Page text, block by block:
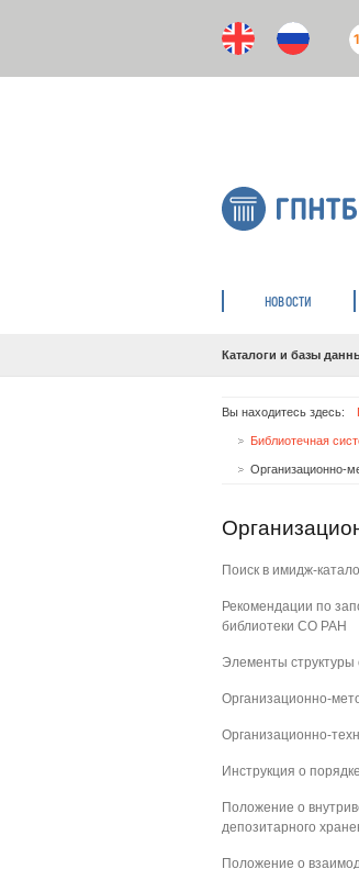
НОВОСТИ
Каталоги и базы
Вы находитесь здесь:
Организационно-
Поиск в имидж-
Рекомендации по
библиотеки СО РАН
Элементы
Организационно-
Организационно-
Инструкция о
Положение о
депозитарного
Положение о